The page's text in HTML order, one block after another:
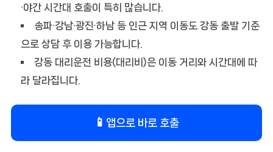
·야간 시간대 호출이 특히 많습니다.
송파·강남·광진·하남 등 인근 지역 이동도 강동 출발 기준
으로 상담 후 이용 가능합니다.
강동 대리운전 비용(대리비)은 이동 거리와 시간대에 따
라 달라집니다.
📱 앱으로 바로 호출